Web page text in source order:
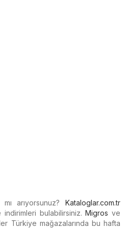
arıyorsunuz? Kataloglar.com.tr
bulabilirsiniz.Migros ve
Türkiye mağazalarında bu hafta